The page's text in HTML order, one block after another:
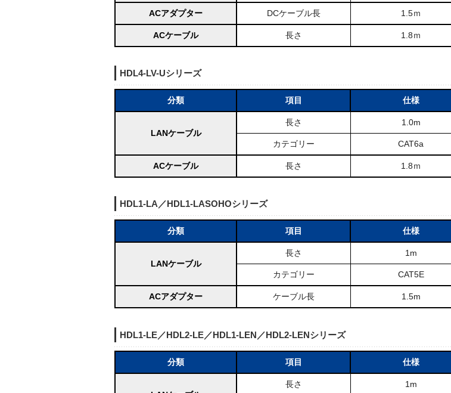
ACアダプター DCケーブル長 1.5ｍ
ACケーブル 長さ 1.8ｍ
HDL4-LV-Uシリーズ
分類 項目 仕様
LANケーブル
長さ 1.0m
カテゴリー CAT6a
ACケーブル 長さ 1.8ｍ
HDL1-LA／HDL1-LASOHOシリーズ
分類 項目 仕様
LANケーブル
長さ 1m
カテゴリー CAT5E
ACアダプター ケーブル長 1.5m
HDL1-LE／HDL2-LE／HDL1-LEN／HDL2-LENシリーズ
分類 項目 仕様
長さ 1m